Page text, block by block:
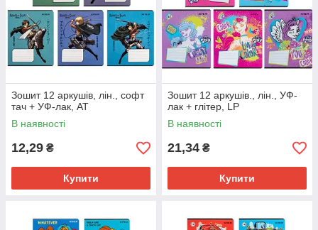
Зошит 12 аркушів, лін., софт
тач + УФ-лак, AT
В наявності
12,29 ₴
Купити
Зошит 12 аркушів., лін., УФ-
лак + глітер, LP
В наявності
21,34 ₴
Купити